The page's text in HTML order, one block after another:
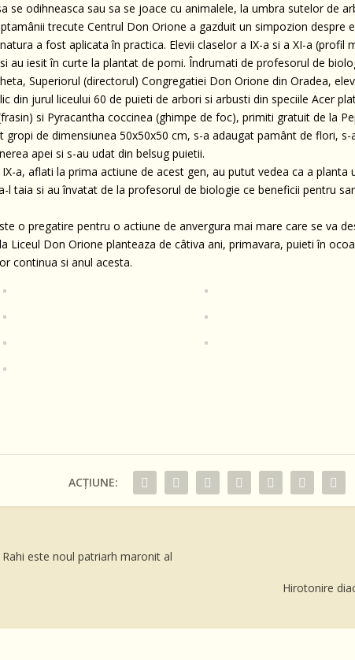
se odihneasca sau sa se joace cu animalele, la umbra sutelor de
trecute Centrul Don Orione a gazduit un simpozion despre
a fost aplicata în practica. Elevii claselor a IX-a si a XI-a (profil
au iesit în curte la plantat de pomi. Îndrumati de profesorul de
Superiorul (directorul) Congregatiei Don Orione din Oradea,
din jurul liceului 60 de puieti de arbori si arbusti din speciile Acer
si Pyracantha coccinea (ghimpe de foc), primiti gratuit de la
gropi de dimensiunea 50x50x50 cm, s-a adaugat pamânt de flori,
apei si s-au udat din belsug puietii.
a, aflati la prima actiune de acest gen, au putut vedea ca a planta
l taia si au învatat de la profesorul de biologie ce beneficii pentru
o pregatire pentru o actiune de anvergura mai mare care se va
Liceul Don Orione planteaza de câtiva ani, primavara, puieti în
continua si anul acesta.
ACȚIUNE:
este noul patriarh maronit al
Hirotonire